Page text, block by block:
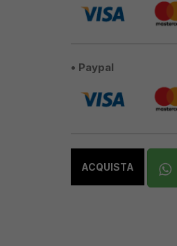
• Paypal
ACQUISTA